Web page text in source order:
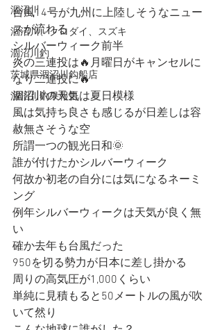
涸沼川
涸沼川、クロダイ、スズキ
涸沼川釣
茨城県涸沼川釣船店
涸沼川釣果報告
台風14号が九州に上陸しそうなニュー
スが流れる
シルバーウィーク前半
炎の三連投は🔥月曜日がキャンセルに
なり二連投に🔥
涸沼川の天気は夏日模様
風は気持ち良さも感じるが日差しは容
赦無さそうな空
所謂一つの観光日和🌞
誰が付けたかシルバーウィーク
何故か初老の自分には気になるネーミ
ング
例年シルバーウィークは天気が良く無
い
確か去年も台風だった
950を切る勢力が日本に差し掛かる
周りの高気圧が1,000くらい
単純に見積もると50メートルの風が吹
いて然り